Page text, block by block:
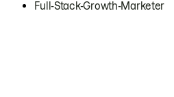
Full-Stack-Growth-Marketer